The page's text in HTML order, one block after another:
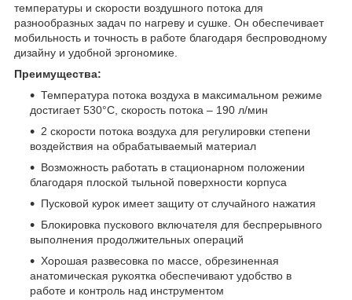
температуры и скорости воздушного потока для
разнообразных задач по нагреву и сушке. Он обеспечивает
мобильность и точность в работе благодаря беспроводному
дизайну и удобной эргономике.
Преимущества:
Температура потока воздуха в максимальном режиме
достигает 530°С, скорость потока – 190 л/мин
2 скорости потока воздуха для регулировки степени
воздействия на обрабатываемый материал
Возможность работать в стационарном положении
благодаря плоской тыльной поверхности корпуса
Пусковой курок имеет защиту от случайного нажатия
Блокировка пускового включателя для беспрерывного
выполнения продолжительных операций
Хорошая развесовка по массе, обрезиненная
анатомическая рукоятка обеспечивают удобство в
работе и контроль над инструментом